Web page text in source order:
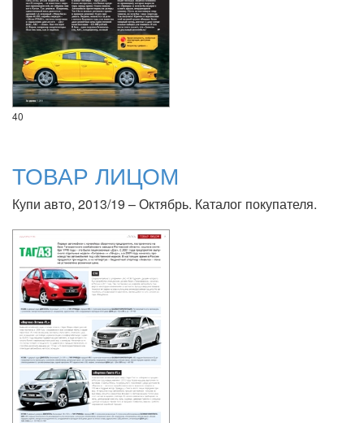
40
ТОВАР ЛИЦОМ
Купи авто, 2013/19 – Октябрь. Каталог покупателя.